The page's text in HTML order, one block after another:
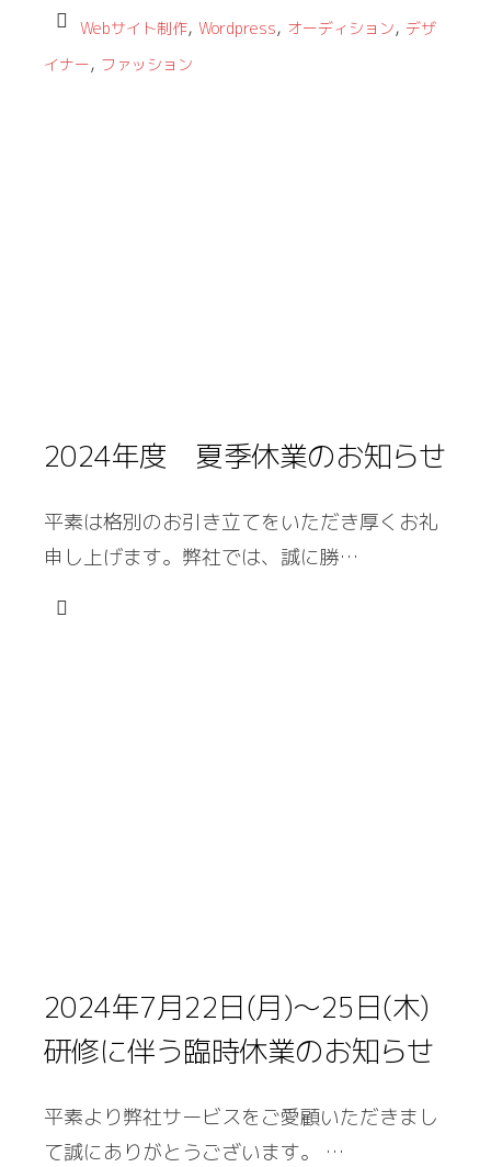
Webサイト制作, Wordpress, オーディション, デザ
イナー, ファッション
2024年度 夏季休業のお知らせ
平素は格別のお引き立てをいただき厚くお礼
申し上げます。弊社では、誠に勝…
2024年7月22日(月)〜25日(木)
研修に伴う臨時休業のお知らせ
平素より弊社サービスをご愛顧いただきまし
て誠にありがとうございます。 …